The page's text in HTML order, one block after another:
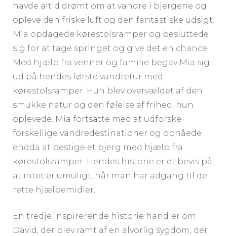
havde altid drømt om at vandre i bjergene og
opleve den friske luft og den fantastiske udsigt.
Mia opdagede kørestolsramper og besluttede
sig for at tage springet og give det en chance.
Med hjælp fra venner og familie begav Mia sig
ud på hendes første vandretur med
kørestolsramper. Hun blev overvældet af den
smukke natur og den følelse af frihed, hun
oplevede. Mia fortsatte med at udforske
forskellige vandredestinationer og opnåede
endda at bestige et bjerg med hjælp fra
kørestolsramper. Hendes historie er et bevis på,
at intet er umuligt, når man har adgang til de
rette hjælpemidler.
En tredje inspirerende historie handler om
David, der blev ramt af en alvorlig sygdom, der